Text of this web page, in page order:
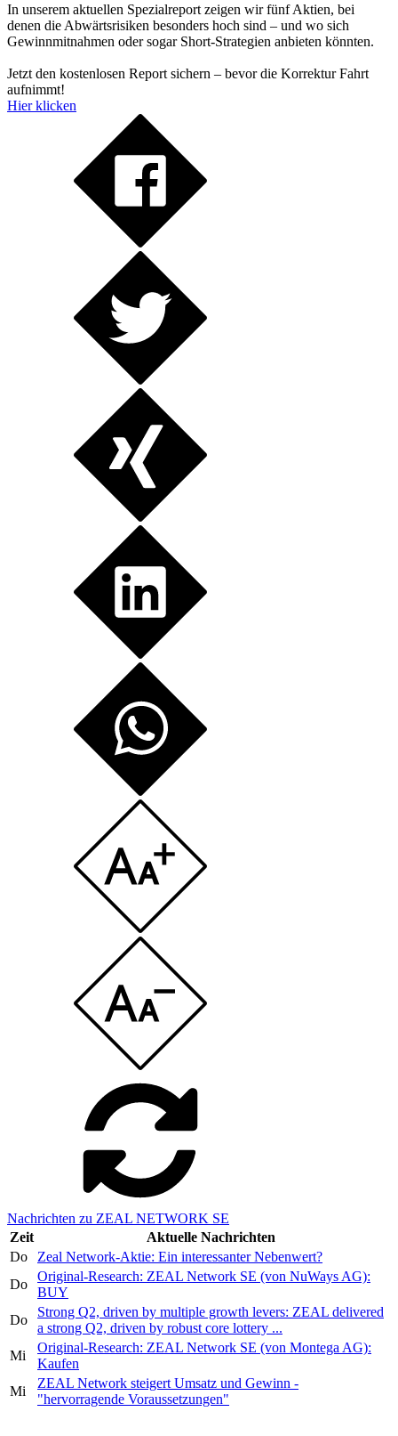
In unserem aktuellen Spezialreport zeigen wir fünf Aktien, bei
denen die Abwärtsrisiken besonders hoch sind – und wo sich
Gewinnmitnahmen oder sogar Short-Strategien anbieten könnten.
Jetzt den kostenlosen Report sichern – bevor die Korrektur Fahrt
aufnimmt!
Hier klicken
Nachrichten zu ZEAL NETWORK SE
Zeit
Aktuelle Nachrichten
Do
Zeal Network-Aktie: Ein interessanter Nebenwert?
Do
Original-Research: ZEAL Network SE (von NuWays AG):
BUY
Do
Strong Q2, driven by multiple growth levers: ZEAL delivered
a strong Q2, driven by robust core lottery ...
Mi
Original-Research: ZEAL Network SE (von Montega AG):
Kaufen
Mi
ZEAL Network steigert Umsatz und Gewinn -
"hervorragende Voraussetzungen"